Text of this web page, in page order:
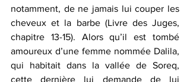
notamment, de ne jamais lui couper les
cheveux et la barbe (Livre des Juges,
chapitre 13-15). Alors qu’il est tombé
amoureux d’une femme nommée Dalila,
qui habitait dans la vallée de Soreq,
cette dernière lui demande de lui